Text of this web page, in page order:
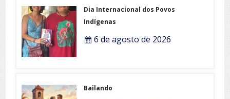
Dia Internacional dos Povos
Indígenas
6 de agosto de 2026
Bailando